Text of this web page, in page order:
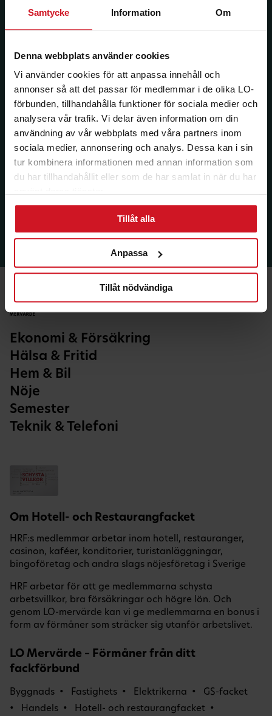
Samtycke Information Om
Denna webbplats använder cookies
Vi använder cookies för att anpassa innehåll och
annonser så att det passar för medlemmar i de olika LO-
förbunden, tillhandahålla funktioner för sociala medier och
analysera vår trafik. Vi delar även information om din
användning av vår webbplats med våra partners inom
sociala medier, annonsering och analys. Dessa kan i sin
tur kombinera informationen med annan information som
du har tillhandahållit eller som de har samlat in när du har
Tillåt alla
Anpassa
Tillåt nödvändiga
Ekonomi & Försäkring
Hälsa & Fritid
Hem & Bil
Nöje
Semester
Teknik & Telefoni
Om Hotell- och Restaurangfacket
HRF:s medlemmar arbetar inom hotell, restauranger,
casinon, kaféer, konditorier, turistanläggningar,
bingoföretag och andra slags nöjesföretag i Sverige
HRF arbetar för att ge medlemmarna schysta
arbetsvillkor, bra försäkringar och högre lön. Och
genom LO-mervärde kan vi ge medlemmarna en bonus i
form av förmåner som sträcker sig utanför arbetslivet.
LO Mervärde – Förmåner från ditt
fackförbund
Byggnads Fastighets Elektrikerna
GS-facket
Handels
Hotell- och restaurangfacket